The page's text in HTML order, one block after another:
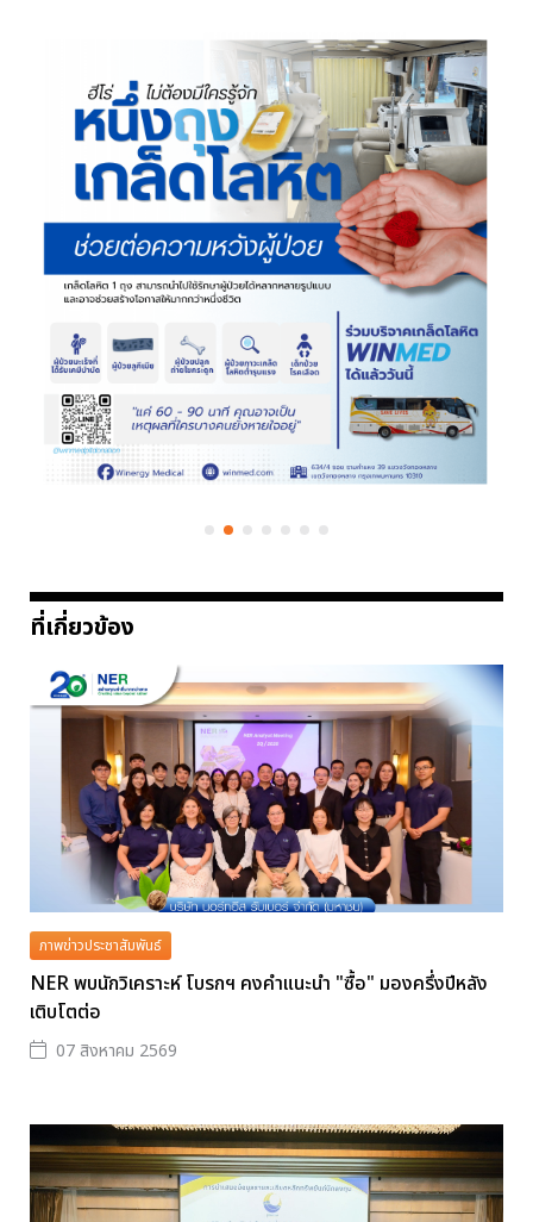
ที่เกี่ยวข้อง
ภาพข่าวประชาสัมพันธ์
NER พบนักวิเคราะห์ โบรกฯ คงคำแนะนำ "ซื้อ" มองครึ่งปีหลัง
เติบโตต่อ
07 สิงหาคม 2569